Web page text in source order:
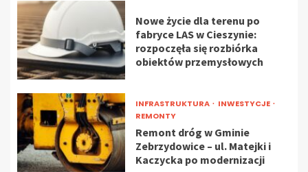
Nowe życie dla terenu po
fabryce LAS w Cieszynie:
rozpoczęła się rozbiórka
obiektów przemysłowych
INFRASTRUKTURA
INWESTYCJE
REMONTY
Remont dróg w Gminie
Zebrzydowice – ul. Matejki i
Kaczycka po modernizacji